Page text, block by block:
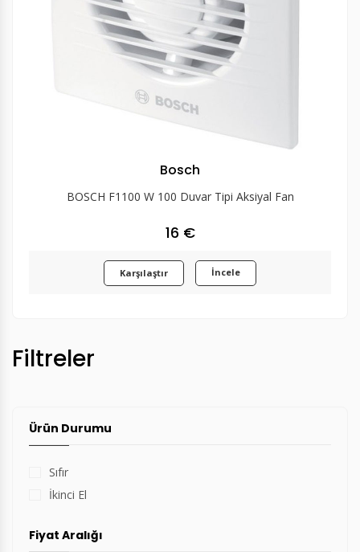
Bosch
BOSCH F1100 W 100 Duvar Tipi Aksiyal Fan
16 €
Karşılaştır İncele
Filtreler
Ürün Durumu
Sıfır
İkinci El
Fiyat Aralığı